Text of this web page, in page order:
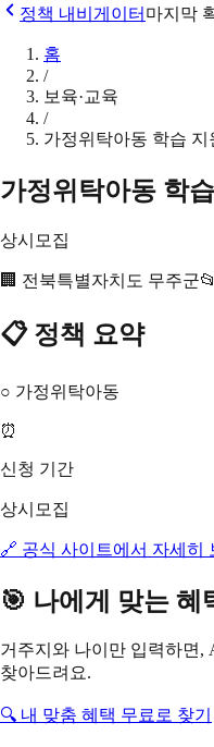
정책 내비게이터 마지막
홈
/
보육·교육
/
가정위탁아동 학습 지
가정위탁아동 학
상시모집
🏢 전북특별자치도 무주군📂
📋 정책 요약
○ 가정위탁아동
⏰
신청 기간
상시모집
🔗 공식 사이트에서 자세히
🎯 나에게 맞는 혜
거주지와 나이만 입력하면,
찾아드려요.
🔍 내 맞춤 혜택 무료로 찾기